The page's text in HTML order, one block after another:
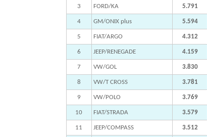
3 FORD/KA 5.791
4 GM/ONIX plus 5.594
5 FIAT/ARGO 4.312
6 JEEP/RENEGADE 4.159
7 VW/GOL 3.830
8 VW/T CROSS 3.781
9 VW/POLO 3.769
10 FIAT/STRADA 3.579
11 JEEP/COMPASS 3.512